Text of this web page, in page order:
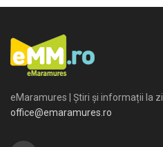
eMaramures | Știri și informații la zi
office@emaramures.ro